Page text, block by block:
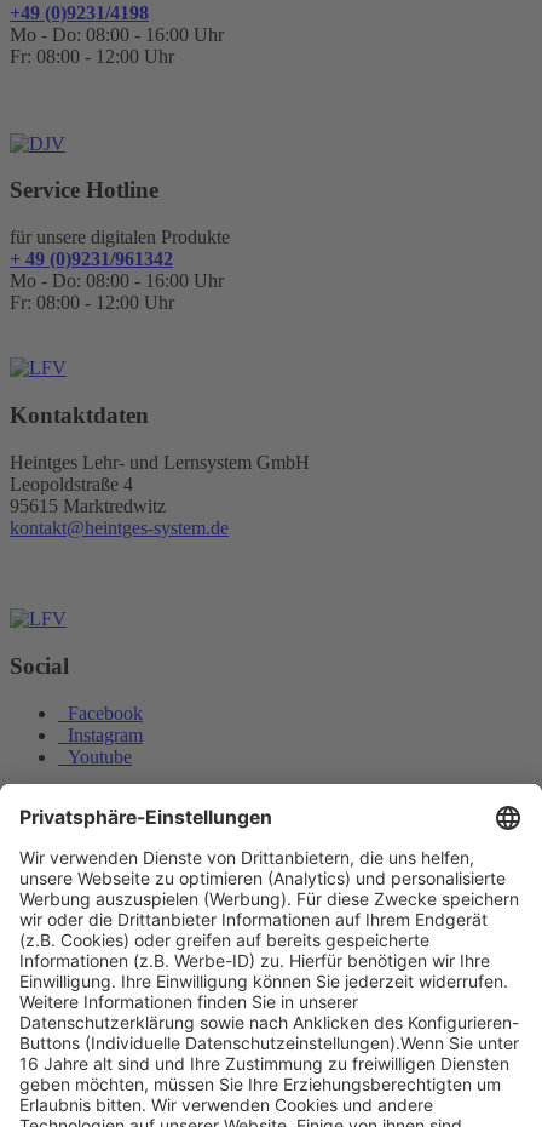
+49 (0)9231/4198
Mo - Do: 08:00 - 16:00 Uhr
Fr: 08:00 - 12:00 Uhr
Service Hotline
für unsere digitalen Produkte
+ 49 (0)9231/961342
Mo - Do: 08:00 - 16:00 Uhr
Fr: 08:00 - 12:00 Uhr
Kontaktdaten
Heintges Lehr- und Lernsystem GmbH
Leopoldstraße 4
95615 Marktredwitz
kontakt@heintges-system.de
Social
Facebook
Instagram
Youtube
Informationspflichten
Datenschutz
Widerrufsbelehrung
Sie wollen einen Hochsitz vom Wald in die Feldmark umstellen.
Sie benötigen... Warum ist es verboten, in der freien Natur Hecken
in der Zeit vom 01.März bis...
Nach oben scrollen